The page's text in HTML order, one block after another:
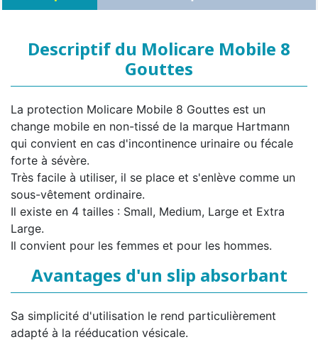
Descriptif du Molicare Mobile 8
Gouttes
La protection Molicare Mobile 8 Gouttes est un
change mobile en non-tissé de la marque Hartmann
qui convient en cas d'incontinence urinaire ou fécale
forte à sévère.
Très facile à utiliser, il se place et s'enlève comme un
sous-vêtement ordinaire.
Il existe en 4 tailles : Small, Medium, Large et Extra
Large.
Il convient pour les femmes et pour les hommes.
Avantages d'un slip absorbant
Sa simplicité d'utilisation le rend particulièrement
adapté à la rééducation vésicale.